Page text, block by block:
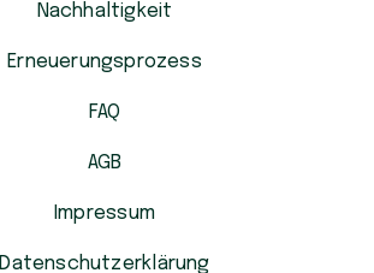
Nachhaltigkeit
Erneuerungsprozess
FAQ
AGB
Impressum
Datenschutzerklärung